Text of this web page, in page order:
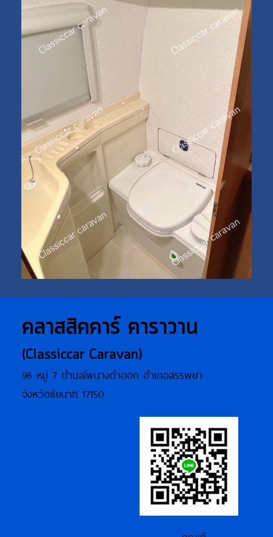
คลาสสิคคาร์ คาราวาน
(Classiccar Caravan)
96 หมู่ 7 ตำบลโพนางดำออก อำเภอสรรพยา
จังหวัดชัยนาท 17150